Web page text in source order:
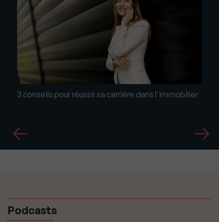
3 conseils pour réussir sa carrière dans l'immobilier
Podcasts